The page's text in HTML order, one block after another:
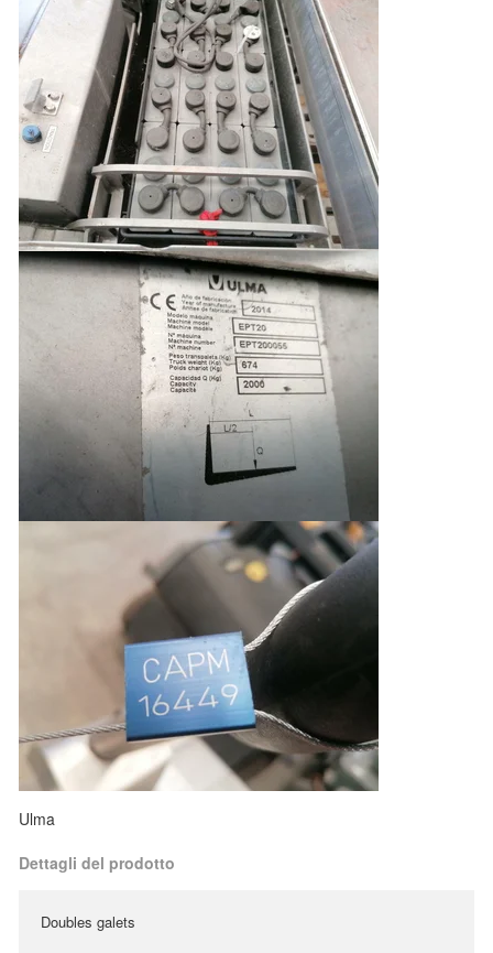
Ulma
Dettagli del prodotto
Doubles galets